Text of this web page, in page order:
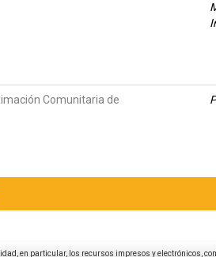
Comunitaria de
en particular, los recursos impresos y electrónicos,